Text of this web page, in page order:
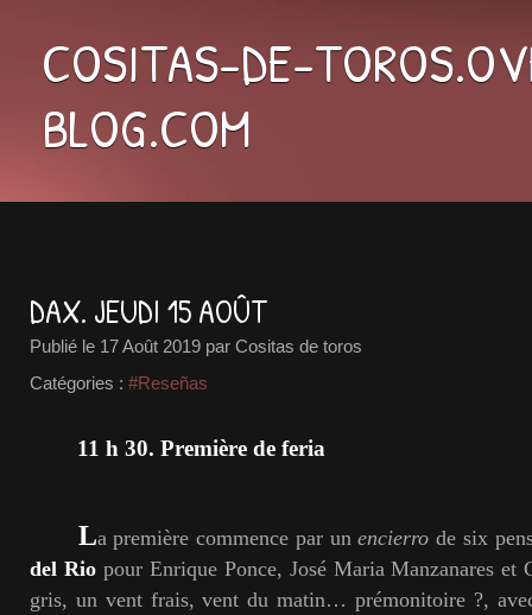
COSITAS-DE-
BLOG.COM
DAX. JEUDI 15 AOÛT
Publié le 17 Août 2019 par Cositas de toros
Catégories : #Reseñas
11 h 30. Première de feria
La première commence par unencierro de six
del Riopour Enrique Ponce, José Maria Manzanares et
gris, un vent frais, vent du matin… prémonitoire ?,